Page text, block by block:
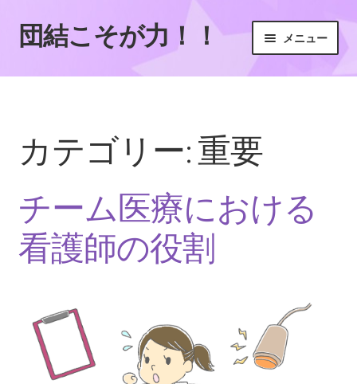
ナ
ビ
ン
へ
キ
ッ
プ
コ
ン
ス
キ
プ
団結こそが力！！ メニュー
ホーム
チーム医療に欠かせない存在
チーム医療の連携を高める！効果的なコミュニケーショ
ンと協働のための実践ポイント
医療を支える多職種チームの役割
尊重する姿勢で左右されるチーム医療の質
成功の鍵を握る専門性とコミュニケーション
カテゴリー:重要
チーム医療における
看護師の役割